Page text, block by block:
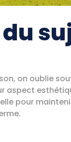
on oublie
aspect
pour